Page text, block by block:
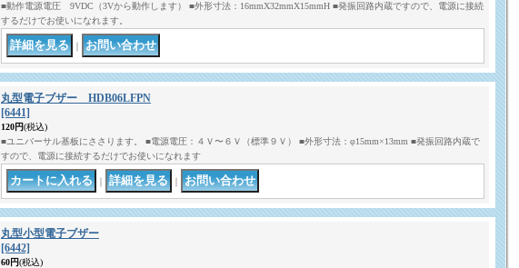
■動作電源電圧 9VDC（3Vから動作します） ■外形寸法：16mmX32mmX15mmH ■発振回路内蔵ですので、電源に接続
するだけでお使いになれます。
｜
丸型電子ブザー HDB06LFPN
[6441]
120円(税込)
■ユニバーサル基板にささります。 ■電源電圧：４Ｖ〜６Ｖ（標準９Ｖ） ■外形寸法：φ15mm×13mm ■発振回路内蔵で
すので、電源に接続するだけでお使いになれます
｜ ｜
丸型小型電子ブザー
[6442]
60円(税込)